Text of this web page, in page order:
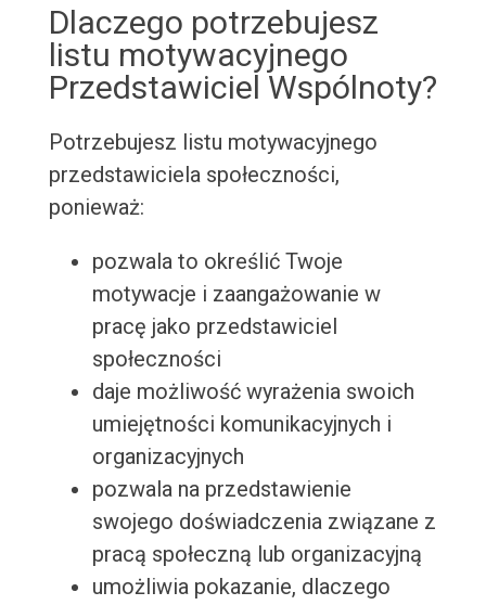
Dlaczego potrzebujesz
listu motywacyjnego
Przedstawiciel Wspólnoty?
Potrzebujesz listu motywacyjnego
przedstawiciela społeczności,
ponieważ:
pozwala to określić Twoje
motywacje i zaangażowanie w
pracę jako przedstawiciel
społeczności
daje możliwość wyrażenia swoich
umiejętności komunikacyjnych i
organizacyjnych
pozwala na przedstawienie
swojego doświadczenia związane z
pracą społeczną lub organizacyjną
umożliwia pokazanie, dlaczego